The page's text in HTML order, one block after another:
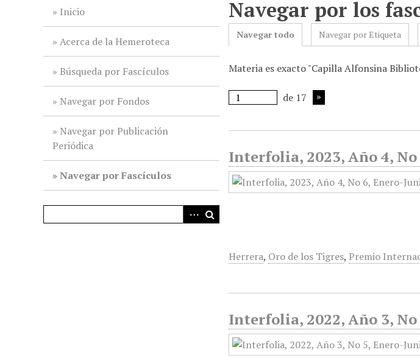
Inicio
Acerca de la Hemeroteca
Búsqueda por Fascículos
Navegar por Fondos
Navegar por Publicación
Periódica
Navegar por Fascículos
Navegar por los
Navegar todo Navegar por Etiqueta
Materia es exacto "Capilla Alfonsina
de 17
Interfolia, 2023, Año 4,
Herrera, Oro de los Tigres, Premio
Interfolia, 2022, Año 3,